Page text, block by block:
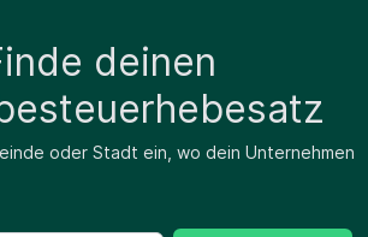
deinen
oder Stadt ein, wo dein Unternehmen